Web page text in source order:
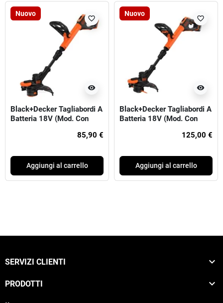
Nuovo
visibility
favorite_border
Black+Decker Tagliabordi A
Batteria 18V (Mod. Con
85,90 €
Aggiungi al carrello
Nuovo
visibility
favorite_border
Black+Decker Tagliabordi A
Batteria 18V (Mod. Con
Ah, Caricatore 400 mA125,00 €
Aggiungi al carrello
SERVIZI CLIENTI 
PRODOTTI 